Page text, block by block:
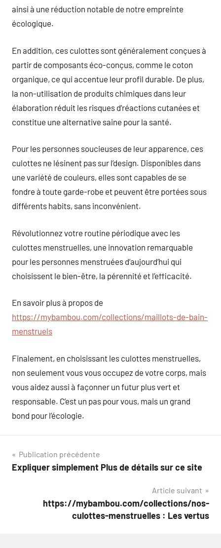
ainsi à une réduction notable de notre empreinte
écologique.
En addition, ces culottes sont généralement conçues à
partir de composants éco-conçus, comme le coton
organique, ce qui accentue leur profil durable. De plus,
la non-utilisation de produits chimiques dans leur
élaboration réduit les risques d’réactions cutanées et
constitue une alternative saine pour la santé.
Pour les personnes soucieuses de leur apparence, ces
culottes ne lésinent pas sur l’design. Disponibles dans
une variété de couleurs, elles sont capables de se
fondre à toute garde-robe et peuvent être portées sous
différents habits, sans inconvénient.
Révolutionnez votre routine périodique avec les
culottes menstruelles, une innovation remarquable
pour les personnes menstruées d’aujourd’hui qui
choisissent le bien-être, la pérennité et l’efficacité.
En savoir plus à propos de
https://mybambou.com/collections/maillots-de-bain-
menstruels
Finalement, en choisissant les culottes menstruelles,
non seulement vous vous occupez de votre corps, mais
vous aidez aussi à façonner un futur plus vert et
responsable. C’est un pas pour vous, mais un grand
bond pour l’écologie.
Navigation
de
Publication précédente
Expliquer simplement Plus de détails sur ce site
Article suivant
https://mybambou.com/collections/nos-
culottes-menstruelles : Les vertus